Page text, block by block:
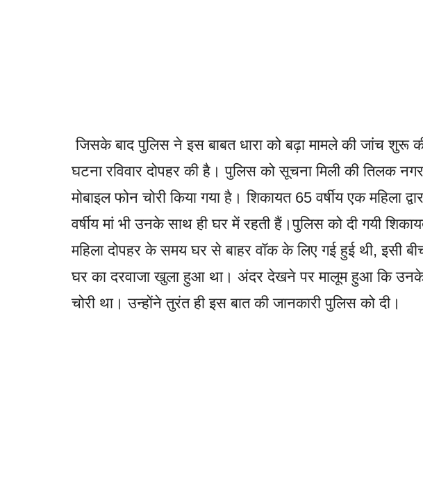
जिसके बाद पुलिस ने इस बाबत धारा को बढ़ा मामले की जांच शुरू
घटना रविवार दोपहर की है। पुलिस को सूचना मिली की तिलक
मोबाइल फोन चोरी किया गया है। शिकायत 65 वर्षीय एक महिला
वर्षीय मां भी उनके साथ ही घर में रहती हैं।पुलिस को दी गयी
महिला दोपहर के समय घर से बाहर वॉक के लिए गई हुई थी, इसी
घर का दरवाजा खुला हुआ था। अंदर देखने पर मालूम हुआ कि
चोरी था। उन्होंने तुरंत ही इस बात की जानकारी पुलिस को दी।